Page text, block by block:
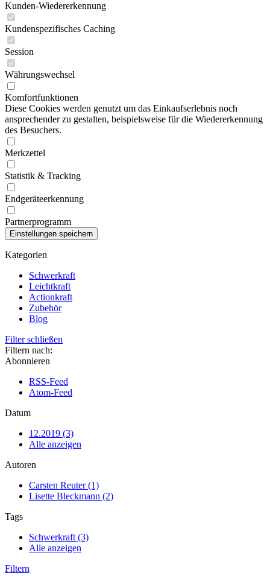
Kunden-Wiedererkennung
Kundenspezifisches Caching
Session
Währungswechsel
Komfortfunktionen
Diese Cookies werden genutzt um das Einkaufserlebnis noch
ansprechender zu gestalten, beispielsweise für die Wiedererkennung
des Besuchers.
Merkzettel
Statistik & Tracking
Endgeräteerkennung
Partnerprogramm
Kategorien
Schwerkraft
Leichtkraft
Actionkraft
Zubehör
Blog
Filter schließen
Filtern nach:
Abonnieren
RSS-Feed
Atom-Feed
Datum
12.2019 (3)
Alle anzeigen
Autoren
Carsten Reuter (1)
Lisette Bleckmann (2)
Tags
Schwerkraft (3)
Alle anzeigen
Filtern